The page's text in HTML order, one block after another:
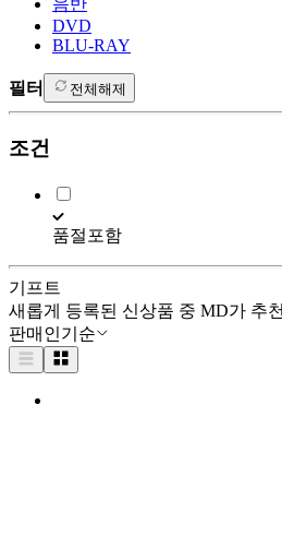
DVD
BLU-RAY
필터 전체해제
조건
품절포함
기프트
새롭게 등록된 신상품 중 MD가 추
판매인기순